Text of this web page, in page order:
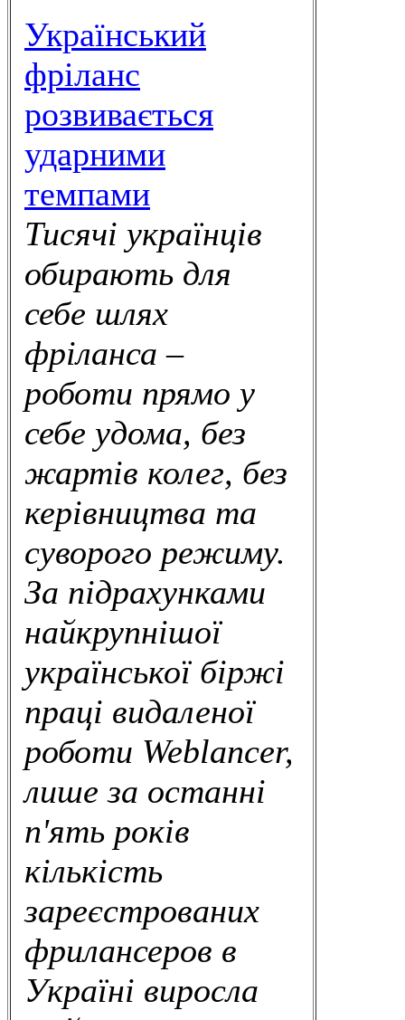
Український
фріланс
розвивається
ударними
темпами
Тисячі українців
обирають для
себе шлях
фріланса –
роботи прямо у
себе удома, без
жартів колег, без
керівництва та
суворого режиму.
За підрахунками
найкрупнішої
української біржі
праці видаленої
роботи Weblancer,
лише за останні
п'ять років
кількість
зареєстрованих
фрилансеров в
Україні виросла